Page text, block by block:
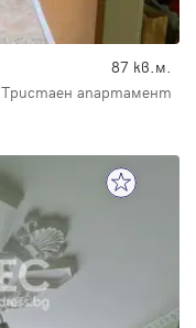
87 кв.м.
Тристаен апартамент